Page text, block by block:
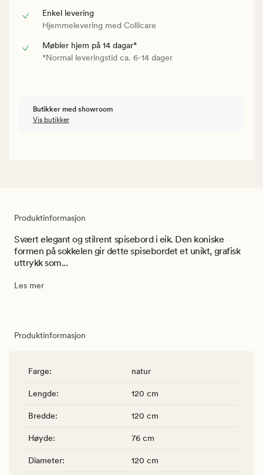
Enkel levering
Hjemmelevering med Collicare
Møbler hjem på 14 dagar*
*Normal leveringstid ca. 6-14 dager
Butikker med showroom
Vis butikker
Produktinformasjon
Svært elegant og stilrent spisebord i eik. Den koniske
formen på sokkelen gir dette spisebordet et unikt, grafisk
uttrykk som...
Les mer
Produktinformasjon
Farge: natur
Lengde: 120 cm
Bredde: 120 cm
Høyde: 76 cm
Diameter: 120 cm